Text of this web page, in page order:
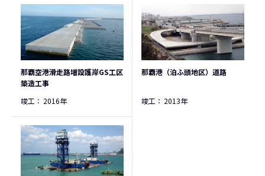
那覇空港滑走路増設護岸GS工区
築造工事
竣工： 2016年
那覇港（泊ふ頭地区）道路
竣工： 2013年